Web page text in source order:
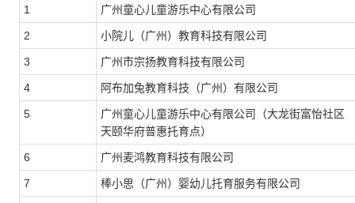
1 广州童心儿童游乐中心有限公司
2 小院儿（广州）教育科技有限公司
3 广州市宗扬教育科技有限公司
4 阿布加兔教育科技（广州）有限公司
5
广州童心儿童游乐中心有限公司（大龙街富怡社区
天颐华府普惠托育点）
6 广州麦鸿教育科技有限公司
7 棒小思（广州）婴幼儿托育服务有限公司